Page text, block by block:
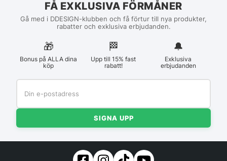
FÅ EXKLUSIVA FÖRMÅNER
Gå med i DDESIGN-klubben och få förtur till nya produkter,
rabatter och exklusiva erbjudanden.
🎁
Bonus på ALLA dina
köp
🏁︎
Upp till 15% fast
rabatt!
🔔
Exklusiva
erbjudanden
SIGNA UPP